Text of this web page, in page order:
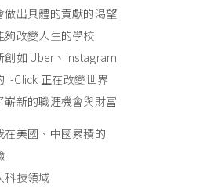
做出具體的貢獻的渴望
夠改變人生的學校
創如 Uber、Instagram
i-Click 正在改變世界
嶄新的職涯機會與財富
在美國、中國累積的
科技領域